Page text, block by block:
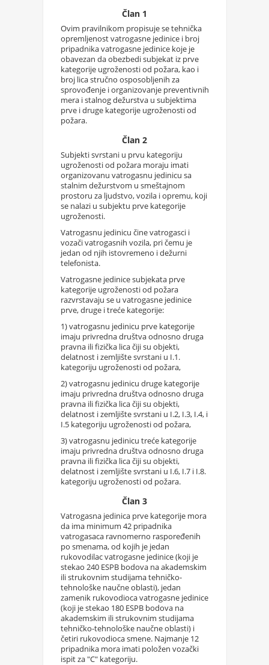
Član 1
Ovim pravilnikom propisuje se tehnička
opremljenost vatrogasne jedinice i broj
pripadnika vatrogasne jedinice koje je
obavezan da obezbedi subjekat iz prve
kategorije ugroženosti od požara, kao i
broj lica stručno osposobljenih za
sprovođenje i organizovanje preventivnih
mera i stalnog dežurstva u subjektima
prve i druge kategorije ugroženosti od
požara.
Član 2
Subjekti svrstani u prvu kategoriju
ugroženosti od požara moraju imati
organizovanu vatrogasnu jedinicu sa
stalnim dežurstvom u smeštajnom
prostoru za ljudstvo, vozila i opremu, koji
se nalazi u subjektu prve kategorije
ugroženosti.
Vatrogasnu jedinicu čine vatrogasci i
vozači vatrogasnih vozila, pri čemu je
jedan od njih istovremeno i dežurni
telefonista.
Vatrogasne jedinice subjekata prve
kategorije ugroženosti od požara
razvrstavaju se u vatrogasne jedinice
prve, druge i treće kategorije:
1) vatrogasnu jedinicu prve kategorije
imaju privredna društva odnosno druga
pravna ili fizička lica čiji su objekti,
delatnost i zemljište svrstani u I.1.
kategoriju ugroženosti od požara,
2) vatrogasnu jedinicu druge kategorije
imaju privredna društva odnosno druga
pravna ili fizička lica čiji su objekti,
delatnost i zemljište svrstani u I.2, I.3, I.4, i
I.5 kategoriju ugroženosti od požara,
3) vatrogasnu jedinicu treće kategorije
imaju privredna društva odnosno druga
pravna ili fizička lica čiji su objekti,
delatnost i zemljište svrstani u I.6, I.7 i I.8.
kategoriju ugroženosti od požara.
Član 3
Vatrogasna jedinica prve kategorije mora
da ima minimum 42 pripadnika
vatrogasaca ravnomerno raspoređenih
po smenama, od kojih je jedan
rukovodilac vatrogasne jedinice (koji je
stekao 240 ESPB bodova na akademskim
ili strukovnim studijama tehničko-
tehnološke naučne oblasti), jedan
zamenik rukovodioca vatrogasne jedinice
(koji je stekao 180 ESPB bodova na
akademskim ili strukovnim studijama
tehničko-tehnološke naučne oblasti) i
četiri rukovodioca smene. Najmanje 12
pripadnika mora imati položen vozački
ispit za "C" kategoriju.